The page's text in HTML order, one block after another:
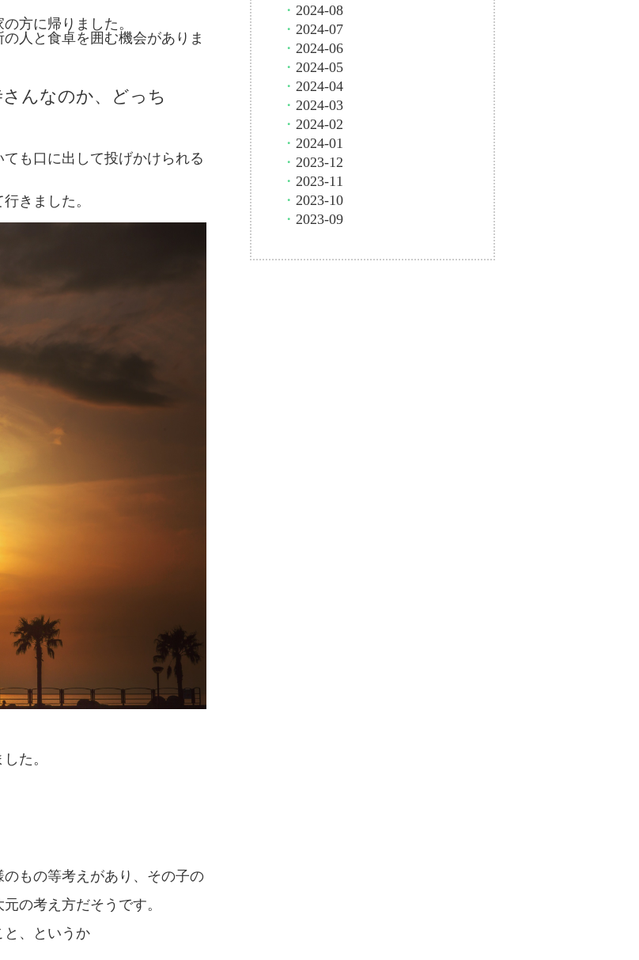
方に帰りました。
人と食卓を囲む機会がありま
んなのか、どっち
も口に出して投げかけられる
きました。
た。
もの等考えがあり、その子の
の考え方だそうです。
と、というか
・ 2024-08
・ 2024-07
・ 2024-06
・ 2024-05
・ 2024-04
・ 2024-03
・ 2024-02
・ 2024-01
・ 2023-12
・ 2023-11
・ 2023-10
・ 2023-09